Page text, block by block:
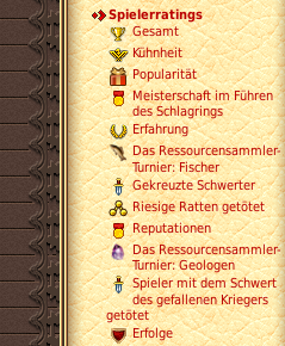
Spielerratings
Gesamt
Kühnheit
Popularität
Meisterschaft im Führen
des Schlagrings
Erfahrung
Das Ressourcensammler-
Turnier: Fischer
Gekreuzte Schwerter
Riesige Ratten getötet
Reputationen
Das Ressourcensammler-
Turnier: Geologen
Spieler mit dem Schwert
des gefallenen Kriegers
getötet
Erfolge